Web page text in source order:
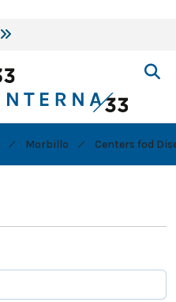
Morbillo Centers fod